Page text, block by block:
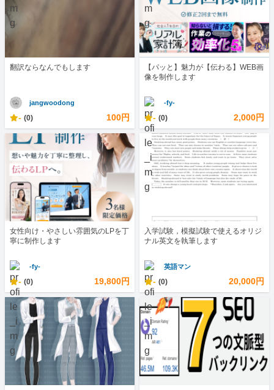
翻訳ならなんでもします
jangwoodong
- (0) 100円
【パッと】魅力が【伝わる】WEB画
像を制作します
-fy-
- (0) 2,000円
女性向け・やさしい雰囲気のLPを丁
寧に制作します
-fy-
- (0) 19,800円
入学試験，模擬試験で使えるオリジ
ナル英文を執筆します
英語マン
- (0) 20,000円